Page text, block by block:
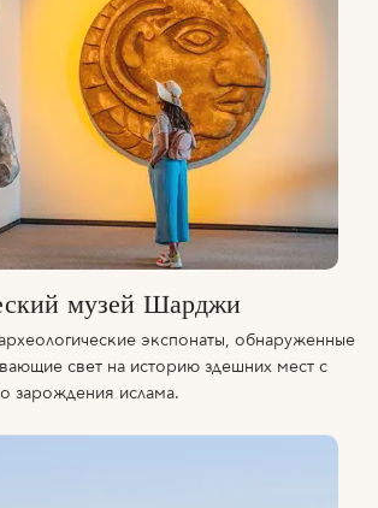
музей Шарджи
свет на историю здешних мест с
зарождения ислама.